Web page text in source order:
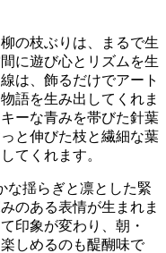
の枝ぶりは、まるで生
に遊び心とリズムを生
は、飾るだけでアート
語を生み出してくれま
ーな青みを帯びた針葉
と伸びた枝と繊細な葉
てくれます。
な揺らぎと凛とした緊
のある表情が生まれま
印象が変わり、朝・
しめるのも醍醐味で